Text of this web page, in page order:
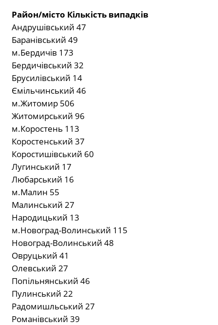
Район/місто Кількість випадків
Андрушівський 47
Баранівський 49
м.Бердичів 173
Бердичівський 32
Брусилівський 14
Ємільчинський 46
м.Житомир 506
Житомирський 96
м.Коростень 113
Коростенський 37
Коростишівський 60
Лугинський 17
Любарський 16
м.Малин 55
Малинський 27
Народицький 13
м.Новоград-Волинський 115
Новоград-Волинський 48
Овруцький 41
Олевський 27
Попільнянський 46
Пулинський 22
Радомишльський 27
Романівський 39